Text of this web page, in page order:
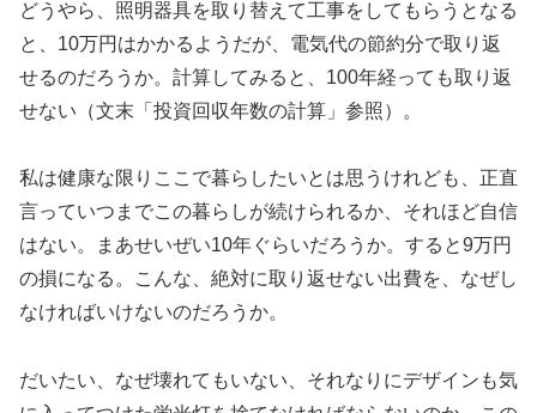
どうやら、照明器具を取り替えて工事をしてもらうとなる
と、10万円はかかるようだが、電気代の節約分で取り返
せるのだろうか。計算してみると、100年経っても取り返
せない（文末「投資回収年数の計算」参照）。
私は健康な限りここで暮らしたいとは思うけれども、正直
言っていつまでこの暮らしが続けられるか、それほど自信
はない。まあせいぜい10年ぐらいだろうか。すると9万円
の損になる。こんな、絶対に取り返せない出費を、なぜし
なければいけないのだろうか。
だいたい、なぜ壊れてもいない、それなりにデザインも気